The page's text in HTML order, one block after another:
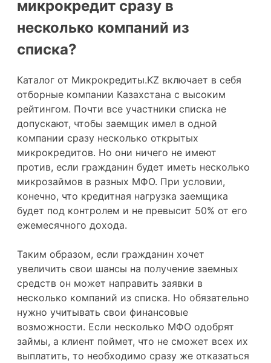
микрокредит сразу в
несколько компаний из
списка?
Каталог от Микрокредиты.KZ включает в себя
отборные компании Казахстана с высоким
рейтингом. Почти все участники списка не
допускают, чтобы заемщик имел в одной
компании сразу несколько открытых
микрокредитов. Но они ничего не имеют
против, если гражданин будет иметь несколько
микрозаймов в разных МФО. При условии,
конечно, что кредитная нагрузка заемщика
будет под контролем и не превысит 50% от его
ежемесячного дохода.
Таким образом, если гражданин хочет
увеличить свои шансы на получение заемных
средств он может направить заявки в
несколько компаний из списка. Но обязательно
нужно учитывать свои финансовые
возможности. Если несколько МФО одобрят
займы, а клиент поймет, что не сможет всех их
выплатить, то необходимо сразу же отказаться